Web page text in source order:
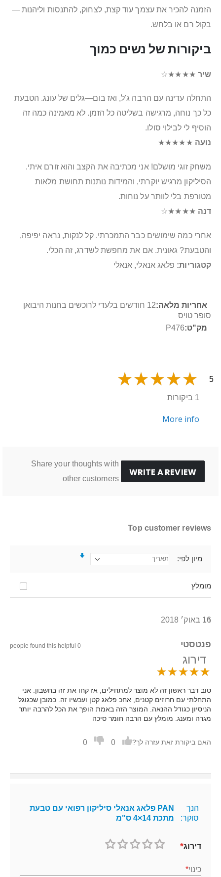
הזמנה להכיר את עצמך עוד קצת, לצחוק, להתנסות וליהנות —
בקול רם או בלחש.
ביקורות של נשים כמוך
שיר ★★★★☆
התחלה עדינה עם הרבה ג'ל, ואז בום—גלים של עונג. הטבעת
כל כך נוחה, מרגישה בשליטה כל הזמן. לא מאמינה כמה זה
הוסיף לי לבילוי סולו.
נועה ★★★★★
משחק זוגי מושלם! אני מכתיבה את הקצב והוא זורם איתי.
הסיליקון מרגיש יוקרתי, והמידות נותנות תחושת מלאות
מטורפת בלי לוותר על נוחות.
דנה ★★★★☆
אחרי כמה שימושים כבר התמכרתי. קל לנקות, נראה יפיפה,
והטבעת? גאונית. אם את מחפשת לשדרג, זה הכלי.
קטגוריות: פלאג אנאלי, אנאלי
מידע
נוסף
12 חודשים בלעדי לרוכשים בחנות היבואן
סופר טויס
P476
5
1 ביקורות
More info
WRITE A REVIEW
Share your thoughts with
other customers
Top customer reviews
מומלץ
מיון לפי
ר.
16 באוק׳ 2018
פנטסטי 0 people found this helpful
דירוג
טוב דבר ראשון זה לא מוצר למתחילים, אז קחו את זה בחשבון. אני
התחלתי עם חרוזים קטנים, אחכ פלאג קטן ועכשיו זה. כמובן שכגוגל
הניסיון כגודל ההנאה. המוצר הזה באמת הופך את הכל להרבה יותר
מגרה ומענג. מומלץ עם הרבה חומר סיכה
האם ביקורת זאת עזרה לך? 0
0
הנך
סוקר:
PAN פלאג אנאלי סיליקון רפואי עם טבעת
מתכת 14×4 ס"מ
דירוג
כינוי